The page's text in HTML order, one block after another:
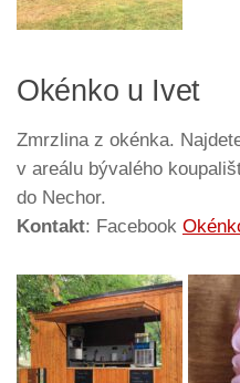
Okénko u Ivet
Zmrzlina z okénka.
v areálu bývalého
do Nechor.
Kontakt: Facebook